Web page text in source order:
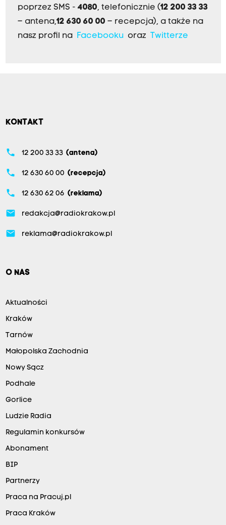
poprzez SMS - 4080, telefonicznie (12 200 33 33
– antena,12 630 60 00 – recepcja), a także na
nasz profil na
Facebookuoraz Twitterze
KONTAKT
phone 12 200 33 33 (antena)
phone 12 630 60 00 (recepcja)
phone 12 630 62 06 (reklama)
email redakcja@radiokrakow.pl
email reklama@radiokrakow.pl
O NAS
Aktualności
Kraków
Tarnów
Małopolska Zachodnia
Nowy Sącz
Podhale
Gorlice
Ludzie Radia
Regulamin konkursów
Abonament
BIP
Partnerzy
Praca na Pracuj.pl
Praca Kraków